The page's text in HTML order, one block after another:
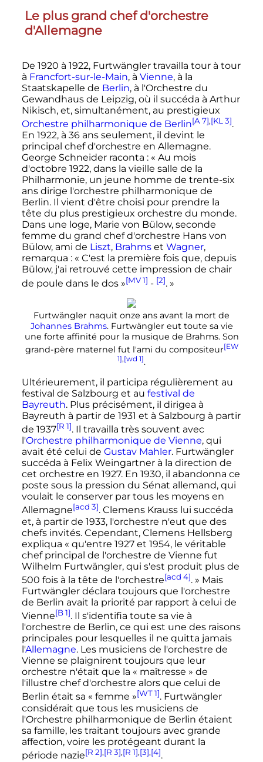
Le plus grand chef d'orchestre
d'Allemagne
De 1920 à 1922, Furtwängler travailla tour à tour
à Francfort-sur-le-Main, à Vienne, à la
Staatskapelle de Berlin, à l'Orchestre du
Gewandhaus de Leipzig, où il succéda à Arthur
Nikisch, et, simultanément, au prestigieux
Orchestre philharmonique de Berlin[A 7],[KL 3].
En 1922, à 36 ans seulement, il devint le
principal chef d'orchestre en Allemagne.
George Schneider raconta : « Au mois
d'octobre 1922, dans la vieille salle de la
Philharmonie, un jeune homme de trente-six
ans dirige l'orchestre philharmonique de
Berlin. Il vient d'être choisi pour prendre la
tête du plus prestigieux orchestre du monde.
Dans une loge, Marie von Bülow, seconde
femme du grand chef d'orchestre Hans von
Bülow, ami de Liszt, Brahmset Wagner,
remarqua : « C'est la première fois que, depuis
Bülow, j'ai retrouvé cette impression de chair
de poule dans le dos »[MV 1] - [2]. »
Furtwängler naquit onze ans avant la mort de
Johannes Brahms. Furtwängler eut toute sa vie
une forte affinité pour la musique de Brahms. Son
grand-père maternel fut l'ami du compositeur[EW
1],[wd 1].
Ultérieurement, il participa régulièrement au
festival de Salzbourg et au festival de
Bayreuth. Plus précisément, il dirigea à
Bayreuth à partir de 1931 et à Salzbourg à partir
de 1937[R 1]. Il travailla très souvent avec
l'Orchestre philharmonique de Vienne, qui
avait été celui de Gustav Mahler. Furtwängler
succéda à Felix Weingartner à la direction de
cet orchestre en 1927. En 1930, il abandonna ce
poste sous la pression du Sénat allemand, qui
voulait le conserver par tous les moyens en
Allemagne[acd 3]. Clemens Krauss lui succéda
et, à partir de 1933, l'orchestre n'eut que des
chefs invités. Cependant, Clemens Hellsberg
expliqua « qu'entre 1927 et 1954, le véritable
chef principal de l'orchestre de Vienne fut
Wilhelm Furtwängler, qui s'est produit plus de
500 fois à la tête de l'orchestre[acd 4]. » Mais
Furtwängler déclara toujours que l'orchestre
de Berlin avait la priorité par rapport à celui de
Vienne[B 1]. Il s'identifia toute sa vie à
l'orchestre de Berlin, ce qui est une des raisons
principales pour lesquelles il ne quitta jamais
l'Allemagne. Les musiciens de l'orchestre de
Vienne se plaignirent toujours que leur
orchestre n'était que la « maîtresse » de
l'illustre chef d'orchestre alors que celui de
Berlin était sa « femme »[WT 1]. Furtwängler
considérait que tous les musiciens de
l'Orchestre philharmonique de Berlin étaient
sa famille, les traitant toujours avec grande
affection, voire les protégeant durant la
période nazie[R 2],[R 3],[R 1],[3],[4].